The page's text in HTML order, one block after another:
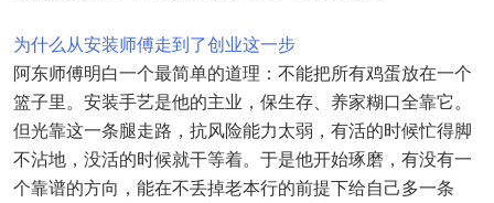
为什么从安装师傅走到了创业这一步
阿东师傅明白一个最简单的道理：不能把所有鸡蛋放在一个
篮子里。安装手艺是他的主业，保生存、养家糊口全靠它。
但光靠这一条腿走路，抗风险能力太弱，有活的时候忙得脚
不沾地，没活的时候就干等着。于是他开始琢磨，有没有一
个靠谱的方向，能在不丢掉老本行的前提下给自己多一条